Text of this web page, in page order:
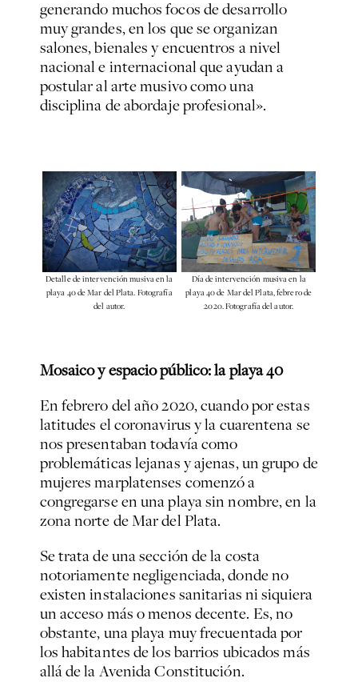
generando muchos focos de desarrollo
muy grandes, en los que se organizan
salones, bienales y encuentros a nivel
nacional e internacional que ayudan a
postular al arte musivo como una
disciplina de abordaje profesional».
Detalle de intervención musiva en la
playa 40 de Mar del Plata. Fotografía
del autor.
Día de intervención musiva en la
playa 40 de Mar del Plata, febrero de
2020. Fotografía del autor.
Mosaico y espacio público: la playa 40
En febrero del año 2020, cuando por estas
latitudes el coronavirus y la cuarentena se
nos presentaban todavía como
problemáticas lejanas y ajenas, un grupo de
mujeres marplatenses comenzó a
congregarse en una playa sin nombre, en la
zona norte de Mar del Plata.
Se trata de una sección de la costa
notoriamente negligenciada, donde no
existen instalaciones sanitarias ni siquiera
un acceso más o menos decente. Es, no
obstante, una playa muy frecuentada por
los habitantes de los barrios ubicados más
allá de la Avenida Constitución.